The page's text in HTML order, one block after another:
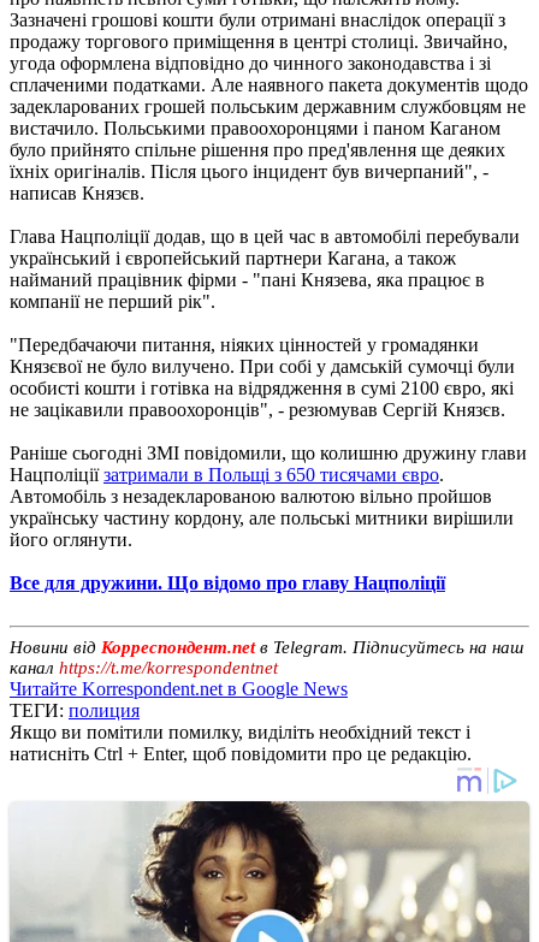
Зазначені грошові кошти були отримані внаслідок операції з
продажу торгового приміщення в центрі столиці. Звичайно,
угода оформлена відповідно до чинного законодавства і зі
сплаченими податками. Але наявного пакета документів щодо
задекларованих грошей польським державним службовцям не
вистачило. Польськими правоохоронцями і паном Каганом
було прийнято спільне рішення про пред'явлення ще деяких
їхніх оригіналів. Після цього інцидент був вичерпаний", -
написав Князєв.
Глава Нацполіції додав, що в цей час в автомобілі перебували
український і європейський партнери Кагана, а також
найманий працівник фірми - "пані Князева, яка працює в
компанії не перший рік".
"Передбачаючи питання, ніяких цінностей у громадянки
Князєвої не було вилучено. При собі у дамській сумочці були
особисті кошти і готівка на відрядження в сумі 2100 євро, які
не зацікавили правоохоронців", - резюмував Сергій Князєв.
Раніше сьогодні ЗМІ повідомили, що колишню дружину глави
Нацполіціїзатримали в Польщі з 650 тисячами євро.
Автомобіль з незадекларованою валютою вільно пройшов
українську частину кордону, але польські митники вирішили
його оглянути.
Все для дружини. Що відомо про главу Нацполіції
Новини від Корреспондент.netв Telegram. Підписуйтесь на наш
канал https://t.me/korrespondentnet
Читайте Korrespondent.net в Google News
ТЕГИ: полиция
Якщо ви помітили помилку, виділіть необхідний текст і
натисніть Ctrl + Enter, щоб повідомити про це редакцію.